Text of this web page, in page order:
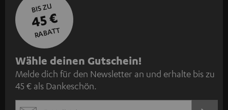
BIS ZU
45 €
RABATT
N
e
w
s
Wähle deinen Gutschein!
Melde dich für den Newsletter an und erhalte bis zu
45 € als Dankeschön.